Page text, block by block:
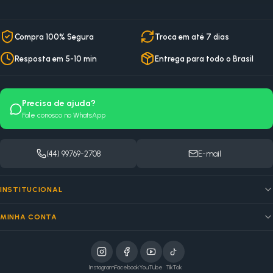
Compra 100% Segura Troca em até 7 dias
Resposta em 5-10 min Entrega para todo o Brasil
Precisa de ajuda?
Fale conosco no WhatsApp
(44) 99769-2708 E-mail
INSTITUCIONAL
MINHA CONTA
InstagramFacebookYouTube TikTok